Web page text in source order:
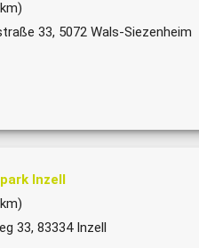
33, 5072 Wals-Siezenheim
Inzell
33, 83334 Inzell